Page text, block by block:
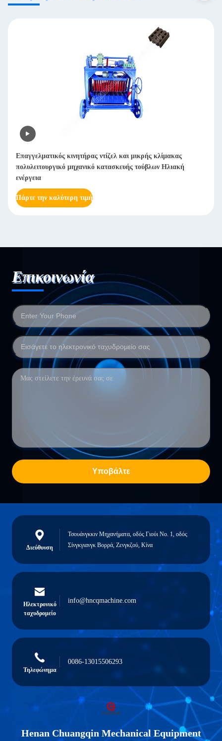
μικρής κλίμακας
τούβλων Ηλιακή
Αυτόματη μηχανή γυάλωσης χαρτιού
γυαλισμένο χαρτί από ανοξείδωτο
Επικοινωνία
Υποβάλτε
Διεύθυνση
Τσουάνγκκιν Μηχανήματα, οδός Γιούι Νο. 1, οδός
Σίνγκγιανγκ Βορρά, Ζενγκζού, Κίνα
Ηλεκτρονικό
ταχυδρομείο
info@hncqmachine.com
Τηλεφώνημα
0086-13015506293
Henan Chuangqin Mechanical Equipment